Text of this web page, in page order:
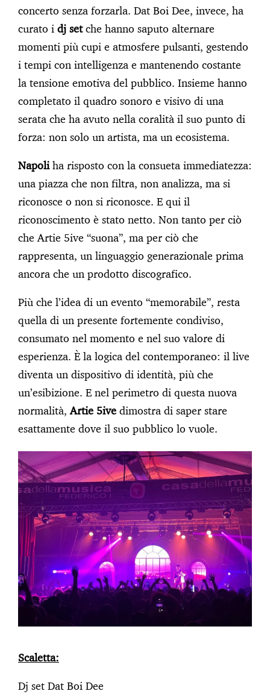
concerto senza forzarla. Dat Boi Dee, invece, ha
curato i dj set che hanno saputo alternare
momenti più cupi e atmosfere pulsanti, gestendo
i tempi con intelligenza e mantenendo costante
la tensione emotiva del pubblico. Insieme hanno
completato il quadro sonoro e visivo di una
serata che ha avuto nella coralità il suo punto di
forza: non solo un artista, ma un ecosistema.
Napoliha risposto con la consueta immediatezza:
una piazza che non filtra, non analizza, ma si
riconosce o non si riconosce. E qui il
riconoscimento è stato netto. Non tanto per ciò
che Artie 5ive “suona”, ma per ciò che
rappresenta, un linguaggio generazionale prima
ancora che un prodotto discografico.
Più che l’idea di un evento “memorabile”, resta
quella di un presente fortemente condiviso,
consumato nel momento e nel suo valore di
esperienza. È la logica del contemporaneo: il live
diventa un dispositivo di identità, più che
un’esibizione. E nel perimetro di questa nuova
normalità,Artie 5ive dimostra di saper stare
esattamente dove il suo pubblico lo vuole.
Scaletta:
Dj set Dat Boi Dee